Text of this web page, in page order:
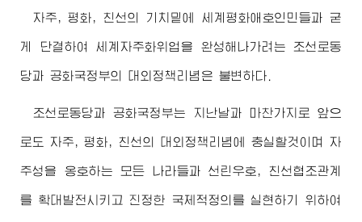
자주, 평화, 친선의 기치밑에 세계평화애호인민들과 굳
게 단결하여 세계자주화위업을 완성해나가려는 조선로동
당과 공화국정부의 대외정책리념은 불변하다.
조선로동당과 공화국정부는 지난날과 마찬가지로 앞으
로도 자주, 평화, 친선의 대외정책리념에 충실할것이며 자
주성을 옹호하는 모든 나라들과 선린우호, 친선협조관계
를 확대발전시키고 진정한 국제적정의를 실현하기 위하여